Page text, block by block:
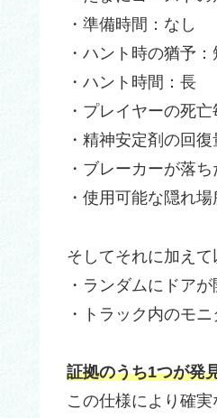
・準備時間：なし
・ハント時の猶予：
・ハント時間：長
・プレイヤーの死
・精神安定剤の回
・ブレーカーが落
・使用可能な隠れ
そしてそれに加えて
・ランダムにドア
・トラック内のモ
証拠のうち1つが発
この仕様により確